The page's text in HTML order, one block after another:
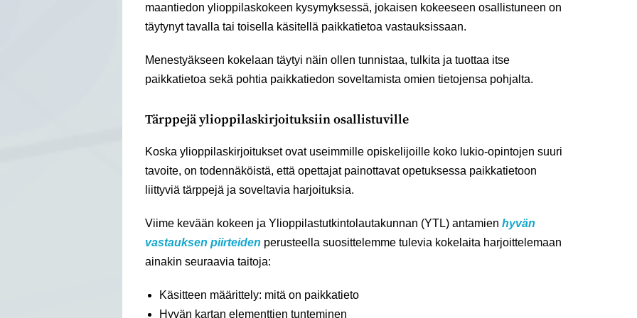
maantiedon ylioppilaskokeen kysymyksessä, jokaisen kokeeseen osallistuneen on
täytynyt tavalla tai toisella käsitellä paikkatietoa vastauksissaan.
Menestyäkseen kokelaan täytyi näin ollen tunnistaa, tulkita ja tuottaa itse
paikkatietoa sekä pohtia paikkatiedon soveltamista omien tietojensa pohjalta.
Tärppejä ylioppilaskirjoituksiin osallistuville
Koska ylioppilaskirjoitukset ovat useimmille opiskelijoille koko lukio-opintojen suuri
tavoite, on todennäköistä, että opettajat painottavat opetuksessa paikkatietoon
liittyviä tärppejä ja soveltavia harjoituksia.
Viime kevään kokeen ja Ylioppilastutkintolautakunnan (YTL) antamien hyvän
vastauksen piirteiden perusteella suosittelemme tulevia kokelaita harjoittelemaan
ainakin seuraavia taitoja:
Käsitteen määrittely: mitä on paikkatieto
Hyvän kartan elementtien tunteminen